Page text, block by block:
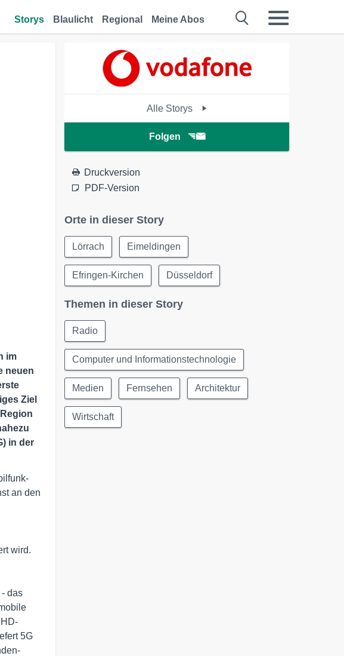
Storys Blaulicht Regional Meine Abos
im
neuen
Ziel
in der
an den
wird.
das
5G
Alle Storys
Folgen
Druckversion
PDF-Version
Orte in dieser Story
Lörrach Eimeldingen
Efringen-Kirchen Düsseldorf
Themen in dieser Story
Radio
Computer und Informationstechnologie
Medien Fernsehen Architektur
Wirtschaft